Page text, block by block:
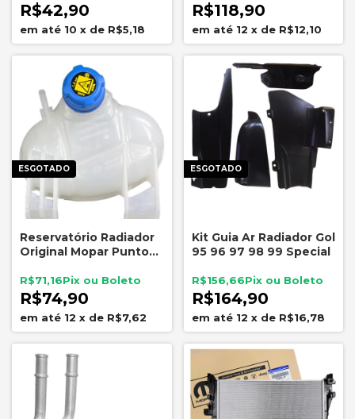
R$42,90
10 x de R$5,18
R$118,90
12 x de R$12,10
ESGOTADO
Reservatório Radiador
Original Mopar Punto
51788722
R$74,90
R$71,16
12 x de R$7,62
ESGOTADO
Kit Guia Ar Radiador Gol
95 96 97 98 99 Special
R$164,90
R$156,66
12 x de R$16,78